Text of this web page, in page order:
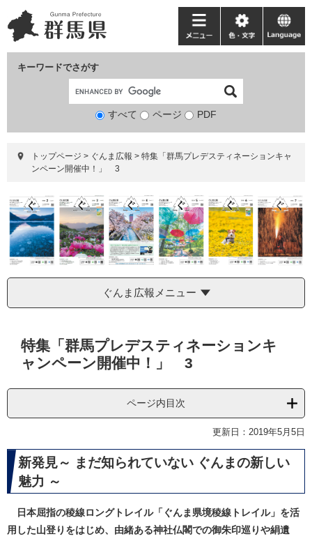
ー
ジ
ニ
ュ
て
キーワードでさがす
検
象
すべて ページ PDF
メ
ニ
ー
色・
文
language
トップページ > ぐんま広報 > 特集「群馬プレデスティネーションキャ
ンペーン開催中！」 3
ぐんま広報メニュー
特集「群馬プレデスティネーションキ
ャンペーン開催中！」 3
ページ内目次
更新日：2019年5月5日
新発見～ まだ知られていない ぐんまの新しい
魅力 ～
日本屈指の稜線ロングトレイル「ぐんま県境稜線トレイル」を活
用した山登りをはじめ、由緒ある神社仏閣での御朱印巡りや絹遺